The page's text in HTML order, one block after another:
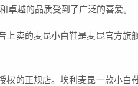
卓越的品质受到了广泛的喜爱。
卖的麦昆小白鞋是麦昆官方旗
的正规店。埃利麦昆一款小白